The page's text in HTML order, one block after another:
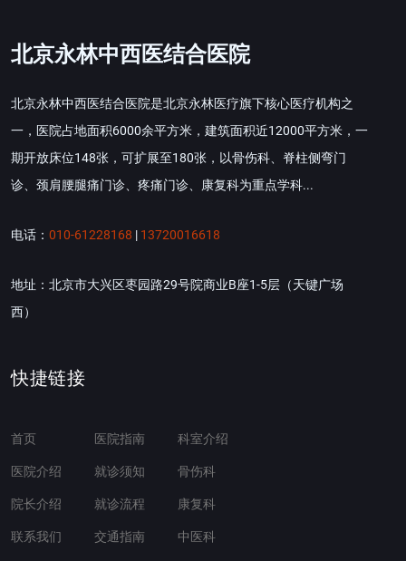
北京永林中西医结合医院
北京永林中西医结合医院是北京永林医疗旗下核心医疗机构之
一，医院占地面积6000余平方米，建筑面积近12000平方米，一
期开放床位148张，可扩展至180张，以骨伤科、脊柱侧弯门
诊、颈肩腰腿痛门诊、疼痛门诊、康复科为重点学科...
电话： 010-61228168 | 13720016618
地址：北京市大兴区枣园路29号院商业B座1-5层（天键广场
西）
快捷链接
首页
医院介绍
院长介绍
联系我们
医院指南
就诊须知
就诊流程
交通指南
科室介绍
骨伤科
康复科
中医科